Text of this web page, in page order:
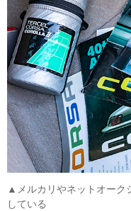
▲メルカリやネットオーク
している